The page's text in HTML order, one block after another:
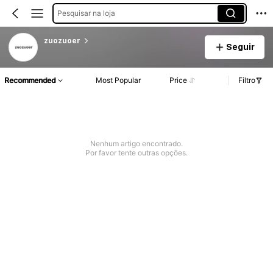
Pesquisar na loja
zuozuoer
Seguir
Recommended Most Popular Price Filtro
Nenhum artigo encontrado.
Por favor tente outras opções.